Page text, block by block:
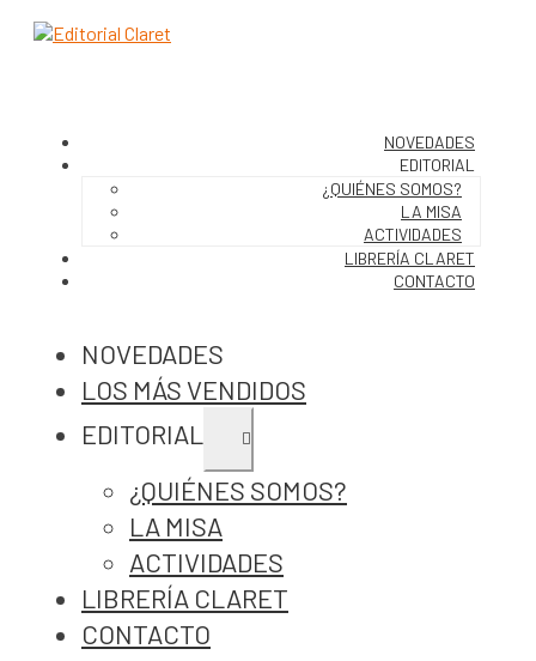
NOVEDADES
EDITORIAL
¿QUIÉNES SOMOS?
LA MISA
ACTIVIDADES
LIBRERÍA CLARET
CONTACTO
NOVEDADES
LOS MÁS VENDIDOS
EDITORIAL
Expandir
el
menú
hijo
¿QUIÉNES SOMOS?
LA MISA
ACTIVIDADES
LIBRERÍA CLARET
CONTACTO